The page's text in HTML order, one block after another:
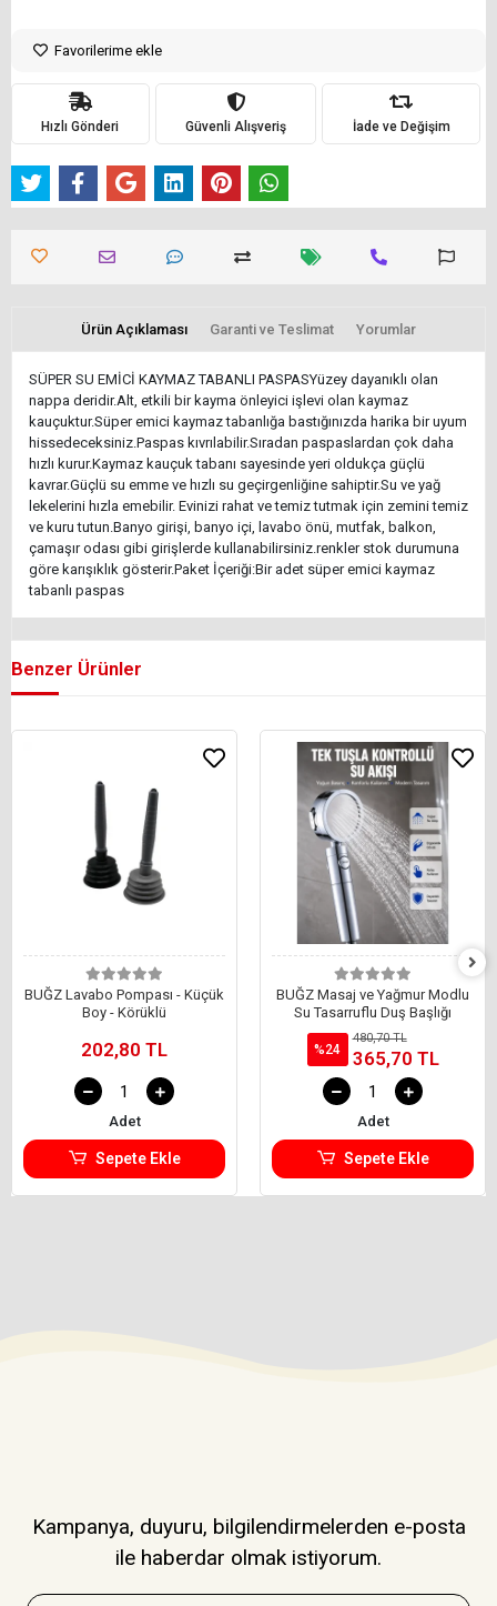
Favorilerime ekle
Hızlı Gönderi Güvenli Alışveriş İade ve Değişim
Ürün Açıklaması Garanti ve Teslimat Yorumlar
SÜPER SU EMİCİ KAYMAZ TABANLI PASPASYüzey dayanıklı olan
nappa deridir.Alt, etkili bir kayma önleyici işlevi olan kaymaz
kauçuktur.Süper emici kaymaz tabanlığa bastığınızda harika bir uyum
hissedeceksiniz.Paspas kıvrılabilir.Sıradan paspaslardan çok daha
hızlı kurur.Kaymaz kauçuk tabanı sayesinde yeri oldukça güçlü
kavrar.Güçlü su emme ve hızlı su geçirgenliğine sahiptir.Su ve yağ
lekelerini hızla emebilir. Evinizi rahat ve temiz tutmak için zemini temiz
ve kuru tutun.Banyo girişi, banyo içi, lavabo önü, mutfak, balkon,
çamaşır odası gibi girişlerde kullanabilirsiniz.renkler stok durumuna
göre karışıklık gösterir.Paket İçeriği:Bir adet süper emici kaymaz
tabanlı paspas
Benzer Ürünler
BUĞZ Lavabo Pompası - Küçük
Boy - Körüklü
202,80 TL
Adet
Sepete Ekle
BUĞZ Masaj ve Yağmur Modlu
Su Tasarruflu Duş Başlığı
%24
480,70 TL
365,70 TL
Adet
Sepete Ekle
Kampanya, duyuru, bilgilendirmelerden e-posta
ile haberdar olmak istiyorum.